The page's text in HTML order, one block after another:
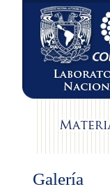
Galería